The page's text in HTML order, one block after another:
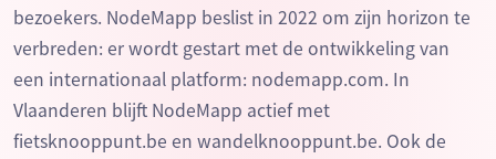
bezoekers. NodeMapp beslist in 2022 om zijn horizon te
verbreden: er wordt gestart met de ontwikkeling van
een internationaal platform: nodemapp.com. In
Vlaanderen blijft NodeMapp actief met
fietsknooppunt.be en wandelknooppunt.be. Ook de